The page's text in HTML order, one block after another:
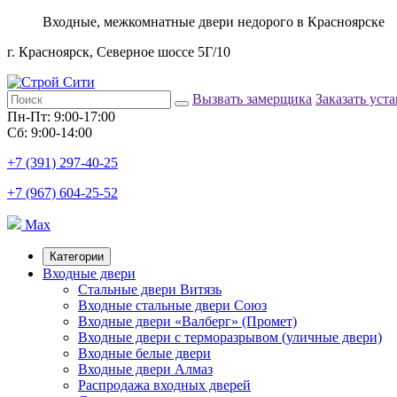
Входные, межкомнатные двери недорого в Красноярске
г. Красноярск, Северное шоссе 5Г/10
Вызвать замерщика Заказать
Пн-Пт: 9:00-17:00
Сб: 9:00-14:00
+7 (391) 297-40-25
+7 (967) 604-25-52
Max
Категории
Входные двери
Стальные двери Витязь
Входные стальные двери Союз
Входные двери «Валберг» (Промет)
Входные двери с терморазрывом (уличные двери)
Входные белые двери
Входные двери Алмаз
Распродажа входных дверей